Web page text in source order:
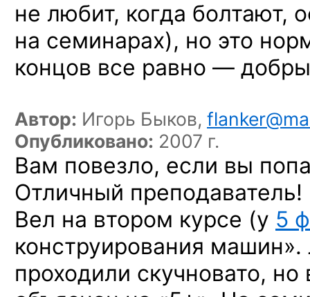
не любит, когда болтают,
на семинарах), но это
концов все равно —
Автор: Игорь Быков,
Опубликовано: 2007 г.
Вам повезло, если вы
Отличный преподаватель!
Вел на втором курсе (у 5
конструирования
проходили скучновато,